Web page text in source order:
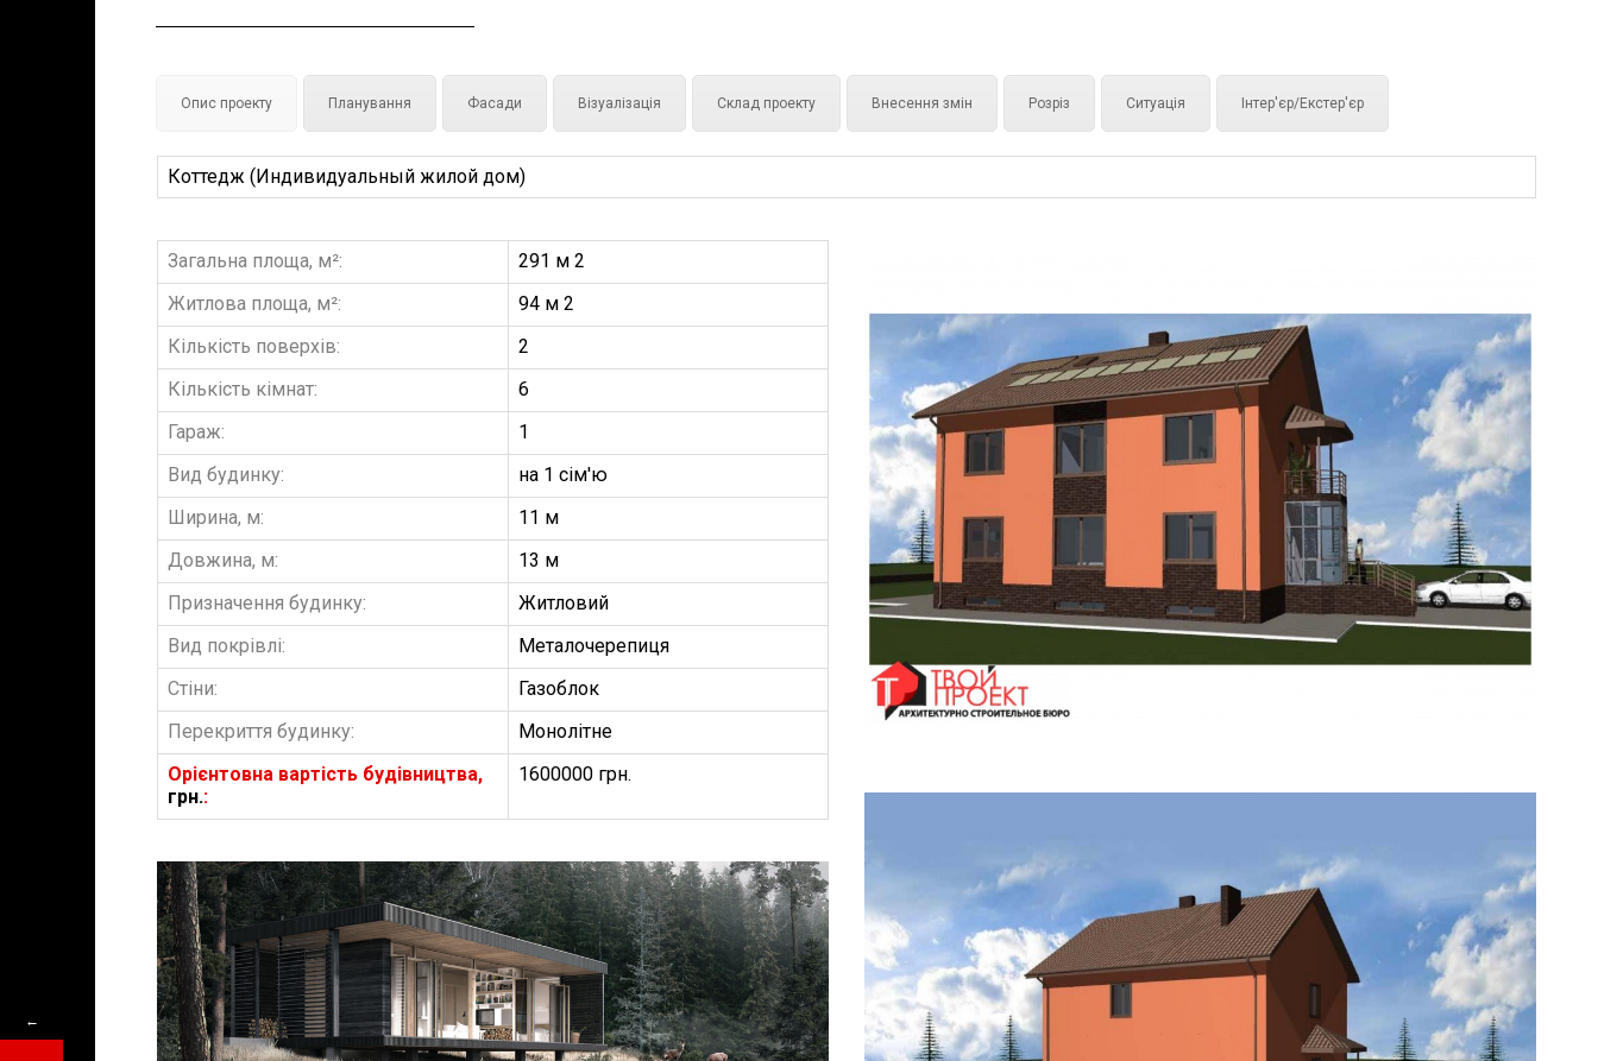
Опис проекту Планування Фасади Візуалізація Склад проекту Внесення змін Розріз Ситуація Інтер'єр/Екстер'єр
Коттедж (Индивидуальный жилой дом)
Загальна площа, м²:
291 м 2
Житлова площа, м²:
94 м 2
Кількість поверхів:
2
Кількість кімнат:
6
Гараж:
1
Вид будинку:
на 1 сім'ю
Ширина, м:
11 м
Довжина, м:
13 м
Призначення будинку:
Житловий
Вид покрівлі:
Металочерепиця
Стіни:
Газоблок
Перекриття будинку:
Монолітне
Орієнтовна вартість будівництва,
грн.:
1600000 грн.
БУДІВНИЦТВО БУДИНКІВ
З
АББ”ТВІЙ ПРОЕКТ”
Замовити будівництво
←